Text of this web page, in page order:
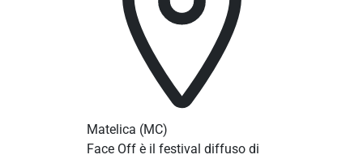
Matelica (MC)
Face Off è il festival diffuso di